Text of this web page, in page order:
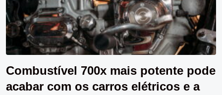
Combustível 700x mais potente pode
acabar com os carros elétricos e a